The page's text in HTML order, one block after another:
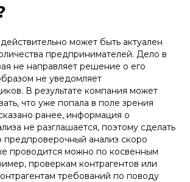
может быть актуален
предпринимателей. Дело в
не направляет решение о его
не уведомляет
В результате компания может
что уже попала в поле зрения
ранее, информация о
не разглашается, поэтому сделать
предпроверочный анализ скоро
проводится можно по косвенным
проверкам контрагентов или
требований по поводу